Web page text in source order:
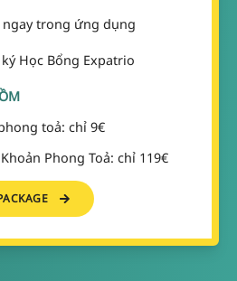
trong ứng dụng
Học Bổng Expatrio
toả: chỉ 9€
Phong Toả: chỉ 119€